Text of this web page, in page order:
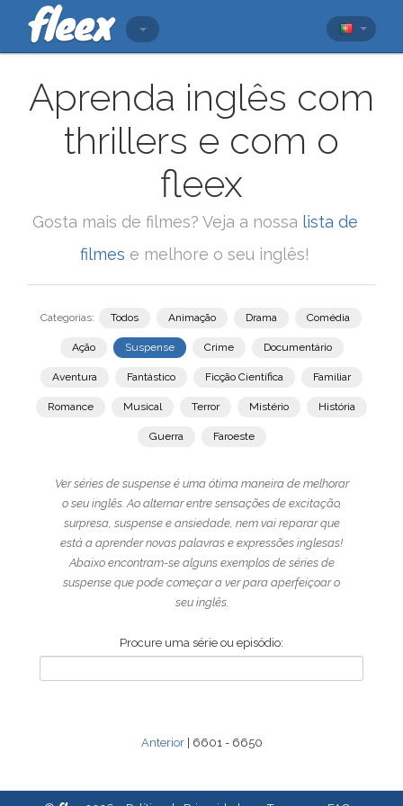
Aprenda inglês com
thrillers e com o
fleex
Gosta mais de filmes? Veja a nossa lista de
filmes e melhore o seu inglês!
Categorias: Todos Animação Drama Comédia
Ação Suspense Crime Documentário
Aventura Fantástico Ficção Científica Familiar
Romance Musical Terror Mistério História
Guerra Faroeste
Ver séries de suspense é uma ótima maneira de melhorar
o seu inglês. Ao alternar entre sensações de excitação,
surpresa, suspense e ansiedade, nem vai reparar que
está a aprender novas palavras e expressões inglesas!
Abaixo encontram-se alguns exemplos de séries de
suspense que pode começar a ver para aperfeiçoar o
seu inglês.
Procure uma série ou episódio:
Anterior| 6601 - 6650